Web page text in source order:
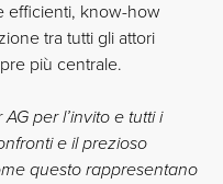
efficienti, know-how
tra tutti gli attori
più centrale.
per l’invito e tutti i
e il prezioso
questo rappresentano